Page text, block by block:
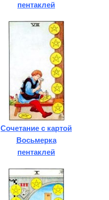
пентаклей
Сочетание с картой
Восьмерка
пентаклей